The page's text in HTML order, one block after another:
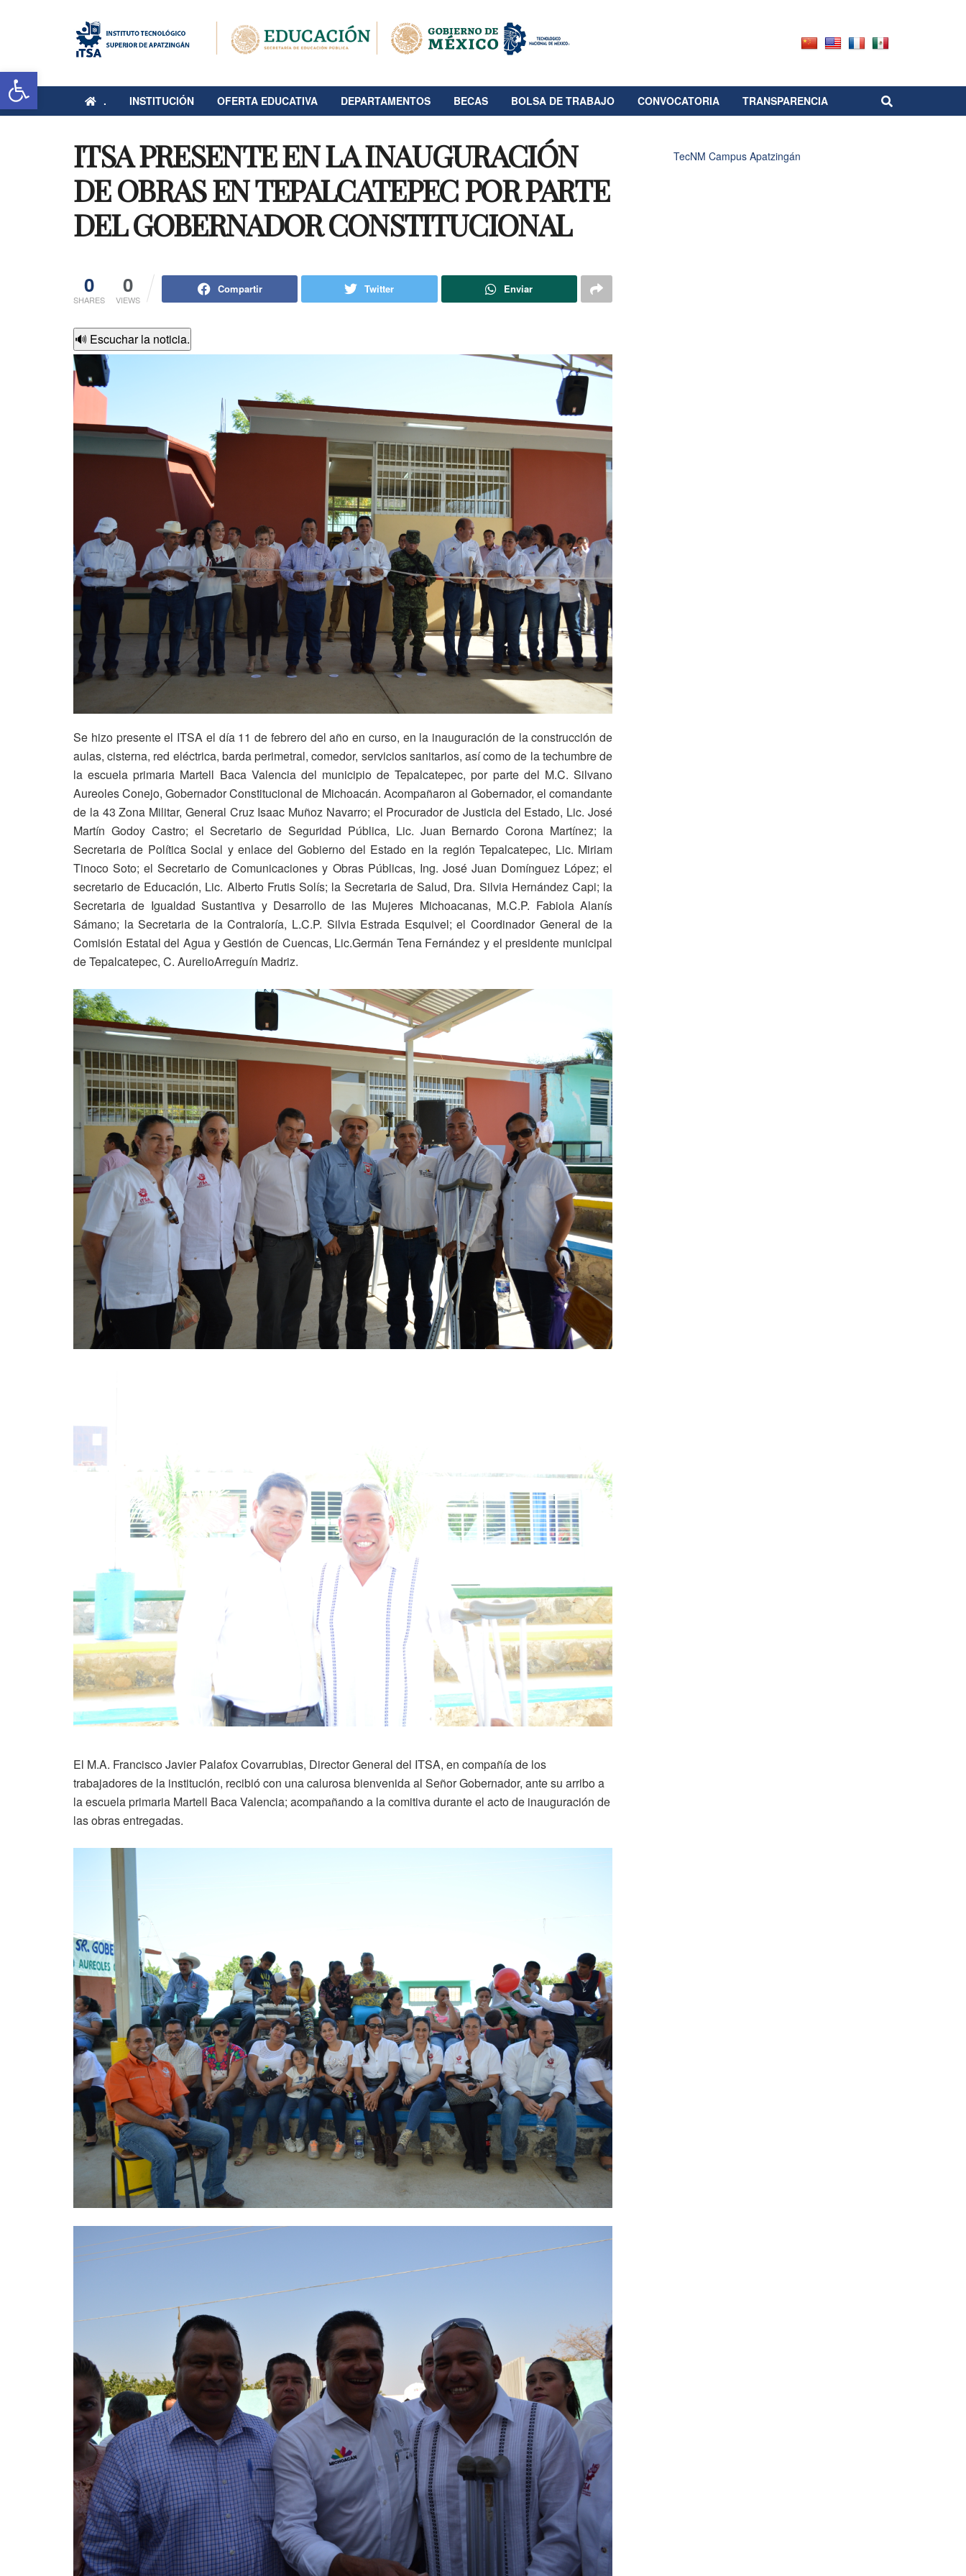
. INSTITUCIÓN OFERTA EDUCATIVA DEPARTAMENTOS BECAS BOLSA DE TRABAJO CONVOCATORIA TRANSPARENCIA
ITSA PRESENTE EN LA INAUGURACIÓN
DE OBRAS EN TEPALCATEPEC POR PARTE
DEL GOBERNADOR CONSTITUCIONAL
0
SHARES
0
VIEWS
Compartir Twitter Enviar
🔊 Escuchar la noticia.
Se hizo presente el ITSA el día 11 de febrero del año en curso, en la inauguración de la construcción de
aulas, cisterna, red eléctrica, barda perimetral, comedor, servicios sanitarios, así como de la techumbre de
la escuela primaria Martell Baca Valencia del municipio de Tepalcatepec, por parte del M.C. Silvano
Aureoles Conejo, Gobernador Constitucional de Michoacán. Acompañaron al Gobernador, el comandante
de la 43 Zona Militar, General Cruz Isaac Muñoz Navarro; el Procurador de Justicia del Estado, Lic. José
Martín Godoy Castro; el Secretario de Seguridad Pública, Lic. Juan Bernardo Corona Martínez; la
Secretaria de Política Social y enlace del Gobierno del Estado en la región Tepalcatepec, Lic. Miriam
Tinoco Soto; el Secretario de Comunicaciones y Obras Públicas, Ing. José Juan Domínguez López; el
secretario de Educación, Lic. Alberto Frutis Solís; la Secretaria de Salud, Dra. Silvia Hernández Capi; la
Secretaria de Igualdad Sustantiva y Desarrollo de las Mujeres Michoacanas, M.C.P. Fabiola Alanís
Sámano; la Secretaria de la Contraloría, L.C.P. Silvia Estrada Esquivel; el Coordinador General de la
Comisión Estatal del Agua y Gestión de Cuencas, Lic.Germán Tena Fernández y el presidente municipal
de Tepalcatepec, C. AurelioArreguín Madriz.
El M.A. Francisco Javier Palafox Covarrubias, Director General del ITSA, en compañía de los
trabajadores de la institución, recibió con una calurosa bienvenida al Señor Gobernador, ante su arribo a
la escuela primaria Martell Baca Valencia; acompañando a la comitiva durante el acto de inauguración de
las obras entregadas.
TecNM Campus Apatzingán
Abrir barra de herramientas